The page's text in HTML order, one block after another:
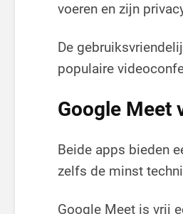
voeren en zijn
De
populaire
Google Meet
Beide apps bieden
zelfs de minst
Google Meet is vrij